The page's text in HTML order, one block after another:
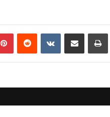
PinterestReddit VKontakte
Share via Email